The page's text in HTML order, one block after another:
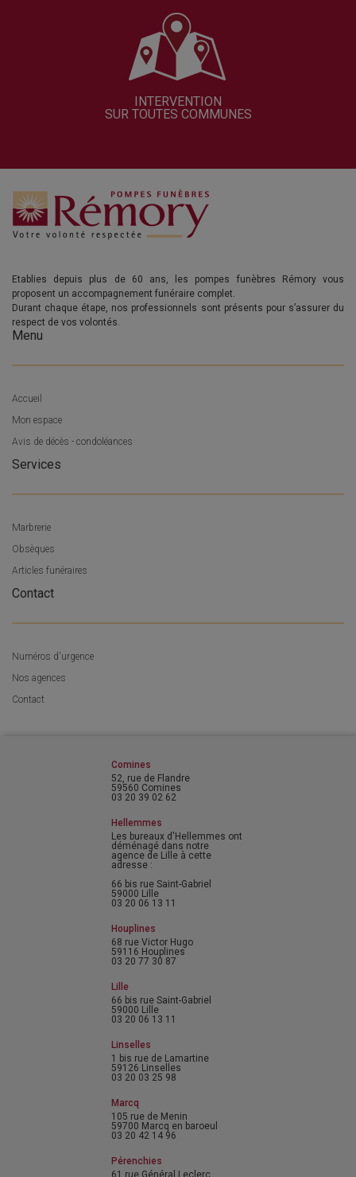
INTERVENTION
SUR TOUTES COMMUNES
Etablies depuis plus de 60 ans, les pompes funèbres Rémory vous
proposent un accompagnement funéraire complet.
Durant chaque étape, nos professionnels sont présents pour s’assurer du
respect de vos volontés.
Menu
Accueil
Mon espace
Avis de décès - condoléances
Services
Marbrerie
Obsèques
Articles funéraires
Contact
Numéros d'urgence
Nos agences
Contact
Comines
52, rue de Flandre
59560 Comines
03 20 39 02 62
Hellemmes
Les bureaux d'Hellemmes ont
déménagé dans notre
agence de Lille à cette
adresse :
66 bis rue Saint-Gabriel
59000 Lille
03 20 06 13 11
Houplines
68 rue Victor Hugo
59116 Houplines
03 20 77 30 87
Lille
66 bis rue Saint-Gabriel
59000 Lille
03 20 06 13 11
Linselles
1 bis rue de Lamartine
59126 Linselles
03 20 03 25 98
Marcq
105 rue de Menin
59700 Marcq en baroeul
03 20 42 14 96
Pérenchies